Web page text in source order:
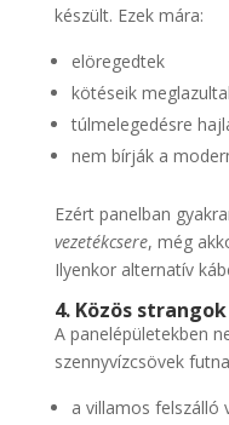
készült. Ezek mára:
elöregedtek
kötéseik
túlmelegedésre
nem bírják a
Ezért panelban
vezetékcsere, még
Ilyenkor alternatív
4. Közös
A panelépületekben
szennyvízcsövek
a villamos felszálló